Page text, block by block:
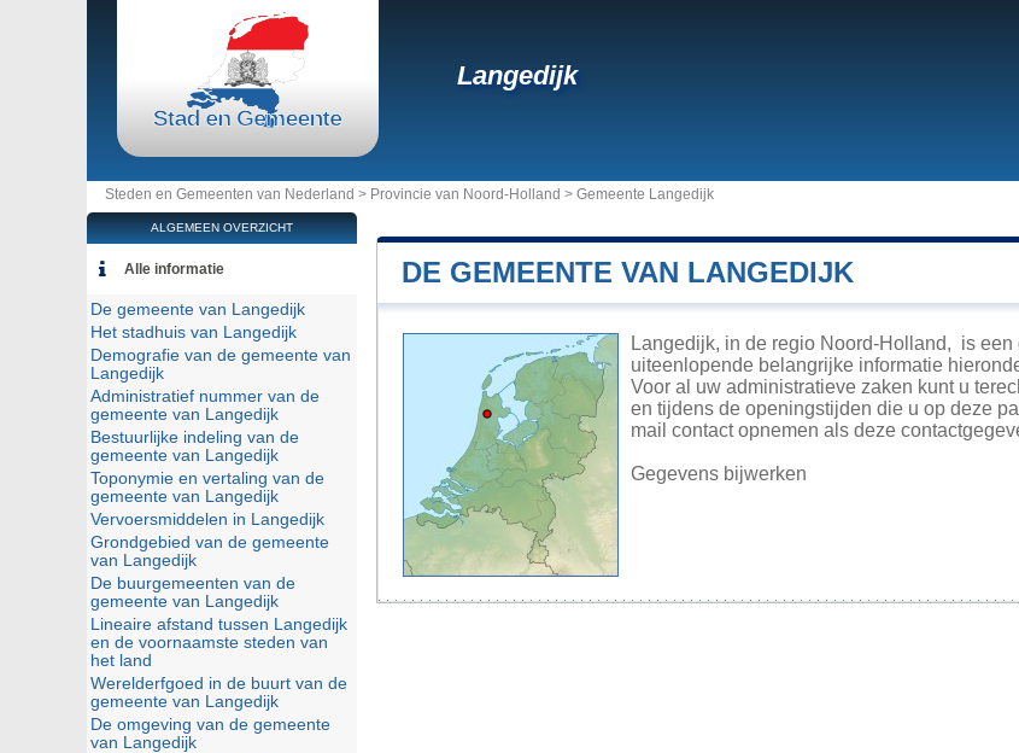
Langedijk
Steden en Gemeenten van Nederland > Provincie van Noord-Holland > Gemeente Langedijk
DE GEMEENTE VAN LANGEDIJK
Langedijk, in de regio Noord-Holland, is
uiteenlopende belangrijke informatie
Voor al uw administratieve zaken kunt u
en tijdens de openingstijden die u op deze
mail contact opnemen als deze
Gegevens bijwerken
ALGEMEEN OVERZICHT
Alle informatie
De gemeente van Langedijk
Het stadhuis van Langedijk
Demografie van de gemeente van
Langedijk
Administratief nummer van de
gemeente van Langedijk
Bestuurlijke indeling van de
gemeente van Langedijk
Toponymie en vertaling van de
gemeente van Langedijk
Vervoersmiddelen in Langedijk
Grondgebied van de gemeente
van Langedijk
De buurgemeenten van de
gemeente van Langedijk
Lineaire afstand tussen Langedijk
en de voornaamste steden van
het land
Werelderfgoed in de buurt van de
gemeente van Langedijk
De omgeving van de gemeente
van Langedijk